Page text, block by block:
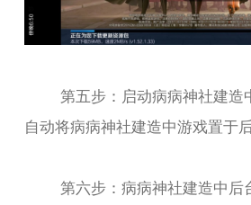
第五步：启动病病神社建造
自动将病病神社建造中游戏置于后
第六步：病病神社建造中后